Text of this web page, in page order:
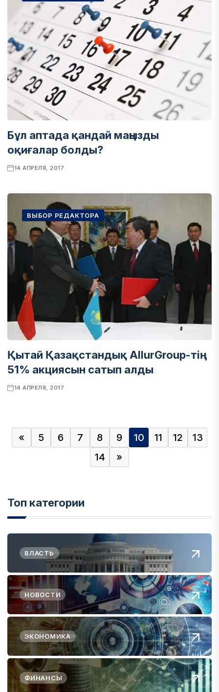
Бұл аптада қандай маңызды
оқиғалар болды?
14 АПРЕЛЯ, 2017
ВЫБОР РЕДАКТОРА
Қытай Қазақстандық AllurGroup-тің
51% акциясын сатып алды
14 АПРЕЛЯ, 2017
« 5 6 7 8 9 10 11 12
13
14
»
Топ категории
ВЛАСТЬ
НОВОСТИ
ЭКОНОМИКА
ФИНАНСЫ